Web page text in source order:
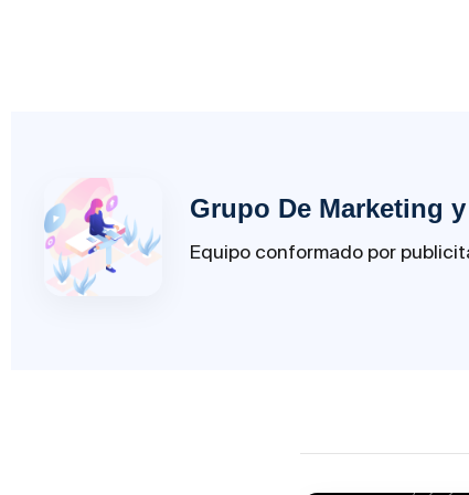
Grupo De Marketing
Equipo conformado por